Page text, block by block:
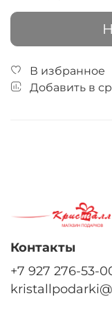
В избранное
Добавить в
Контакты
+7 927 276-53-